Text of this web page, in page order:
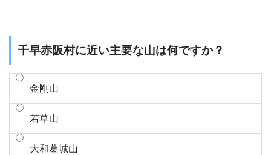
千早赤阪村に近い主要な山は何ですか？
金剛山
若草山
大和葛城山